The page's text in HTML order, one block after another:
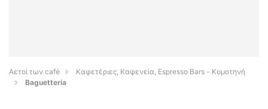
Αετοί των café
Καφετέριες, Καφενεία, Espresso Bars - Κομοτηνή
Baguetteria